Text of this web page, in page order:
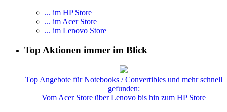
... im HP Store
... im Acer Store
... im Lenovo Store
Top Aktionen immer im Blick
Top Angebote für Notebooks / Convertibles und mehr schnell
gefunden:
Vom Acer Store über Lenovo bis hin zum HP Store